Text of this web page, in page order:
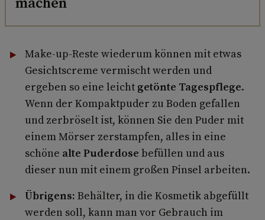
Make-up-Reste wiederum können mit etwas
Gesichtscreme vermischt werden und
ergeben so eine leicht getönte Tagespflege.
Wenn der Kompaktpuder zu Boden gefallen
und zerbröselt ist, können Sie den Puder mit
einem Mörser zerstampfen, alles in eine
schöne alte Puderdose befüllen und aus
dieser nun mit einem großen Pinsel arbeiten.
Übrigens: Behälter, in die Kosmetik abgefüllt
werden soll, kann man vor Gebrauch im